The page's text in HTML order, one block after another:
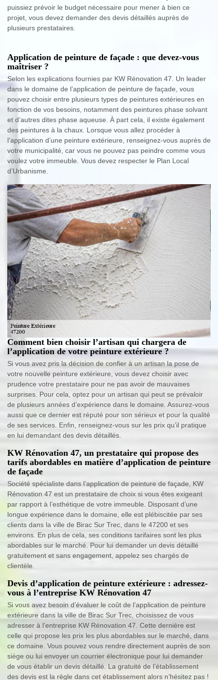
puissiez prévoir le budget nécessaire pour mener à bien ce
projet, vous devez demander des devis détaillés auprès de
plusieurs prestataires.
Application de peinture de façade : que devez-vous
maîtriser ?
Selon les explications fournies par KW Rénovation 47. Un leader
dans le domaine de l’application de peinture de façade, vous
pouvez choisir entre plusieurs types de peintures extérieures en
fonction de vos besoins, notamment des peintures phase solvant
et d’autres dites phase aqueuse. À part cela, il existe également
des peintures à la chaux. Lorsque vous allez procéder à
l’application d’une peinture extérieure, renseignez-vous auprès de
votre municipalité, car vous ne pouvez pas peindre comme vous
voulez votre immeuble. Vous devez respecter le Plan Local
d’Urbanisme.
Comment bien choisir l’artisan qui chargera de
l’application de votre peinture extérieure ?
Si vous avez pris la décision de confier à un artisan la pose de
votre nouvelle peinture extérieure, vous devez choisir avec
prudence votre prestataire pour ne pas avoir de mauvaises
surprises. Pour cela, optez pour un artisan qui peut se prévaloir
de plusieurs années d’expérience dans le domaine. Assurez-vous
aussi que ce dernier est réputé pour son sérieux et pour la qualité
de ses services. Enfin, renseignez-vous sur les prix qu’il pratique
en lui demandant des devis détaillés.
KW Rénovation 47, un prestataire qui propose des
tarifs abordables en matière d’application de peinture
de façade
Société spécialiste dans l’application de peinture de façade, KW
Rénovation 47 est un prestataire de choix si vous êtes exigeant
par rapport à l’esthétique de votre immeuble. Disposant d’une
longue expérience dans le domaine, elle est plébiscitée par ses
clients dans la ville de Birac Sur Trec, dans le 47200 et ses
environs. En plus de cela, ses conditions tarifaires sont les plus
abordables sur le marché. Pour lui demander un devis détaillé
gratuitement et sans engagement, appelez ses chargés de
clientèle.
Devis d’application de peinture extérieure : adressez-
vous à l’entreprise KW Rénovation 47
Si vous avez besoin d’évaluer le coût de l’application de peinture
extérieure dans la ville de Birac Sur Trec, choisissez de vous
adresser à l’entreprise KW Rénovation 47. Cette dernière est
celle qui propose les prix les plus abordables sur le marché, dans
ce domaine. Vous pouvez vous rendre directement auprès de son
siège ou lui envoyer un courrier électronique pour lui demander
de vous établir un devis détaillé. La gratuité de l’établissement
des devis est la règle dans cet établissement alors n’hésitez pas !